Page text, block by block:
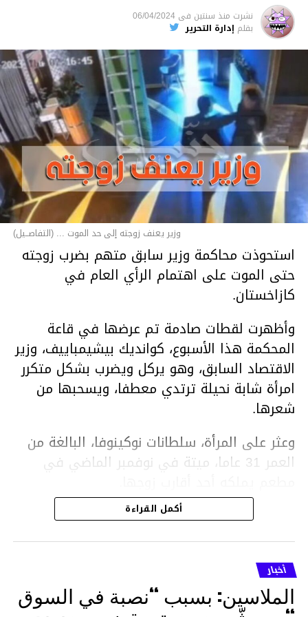
نشرت منذ سنتين فى 06/04/2024
بقلم إدارة التحرير
وزير يعنف زوجته إلى حد الموت ... (التفاصــيل)
استحوذت محاكمة وزير سابق متهم بضرب زوجته
حتى الموت على اهتمام الرأي العام في
كازاخستان.
وأظهرت لقطات صادمة تم عرضها في قاعة
المحكمة هذا الأسبوع، كوانديك بيشيمباييف، وزير
الاقتصاد السابق، وهو يركل ويضرب بشكل متكرر
امرأة شابة نحيلة ترتدي معطفا، ويسحبها من
شعرها.
وعثر على المرأة، سلطانات نوكينوفا، البالغة من
العمر 31 عاما، ميتة في نوفمبر الماضي في
ووفقا لتقرير الطبيب الشرعي، توفيت نوكينوفا
متأثرة بصدمة في الدماغ، وكانت إحدى عظام
أنفها مكسورة وكانت هناك كدمات متعددة على
وجهها ورأسها وذراعيها ويديها.
ويواجه بيشيمباييف (43 عاما) اتهامات بالتعذيب
أكمل القراءة
أخبار
الملاسين: بسبب “نصبة في السوق